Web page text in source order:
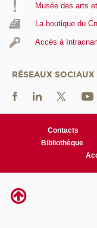
Musée des arts
La boutique du
Accès à
RÉSEAUX SOCIAUX
Contacts
Bibliothèque